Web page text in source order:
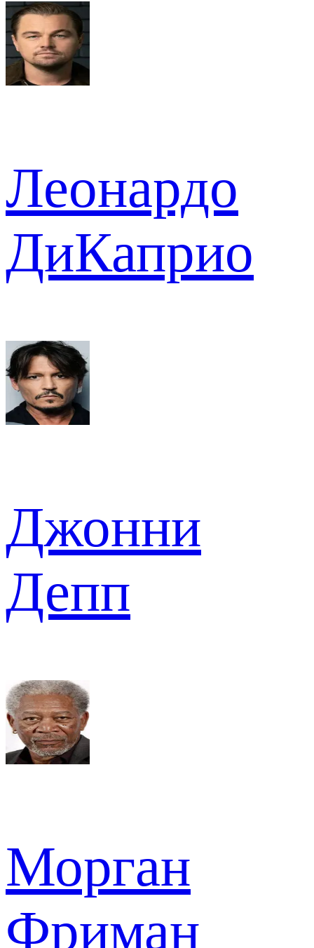
Леонардо
ДиКаприо
Джонни
Депп
Морган
Фриман